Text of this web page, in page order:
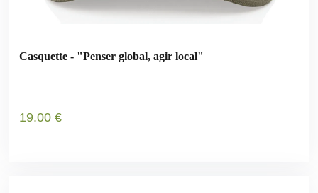
Casquette - "Penser global, agir local"
19.00 €